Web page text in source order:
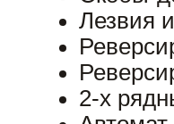
Лезвия
2-х